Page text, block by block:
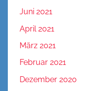
Juni 2021
April 2021
März 2021
Februar 2021
Dezember 2020